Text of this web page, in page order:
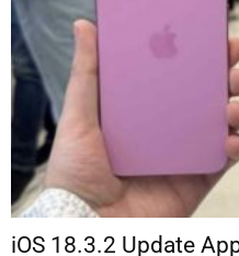
iOS 18.3.2 Update